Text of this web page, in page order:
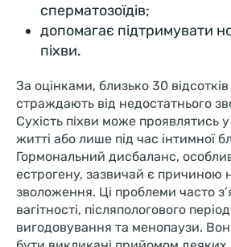
сперматозоїдів;
допомагає підтримувати
піхви.
За оцінками, близько 30
страждають від недостатнього
Сухість піхви може проявлятись
житті або лише під час інтимної
Гормональний дисбаланс,
естрогену, зазвичай є причиною
зволоження. Ці проблеми часто
вагітності, післяпологового
вигодовування та менопаузи.